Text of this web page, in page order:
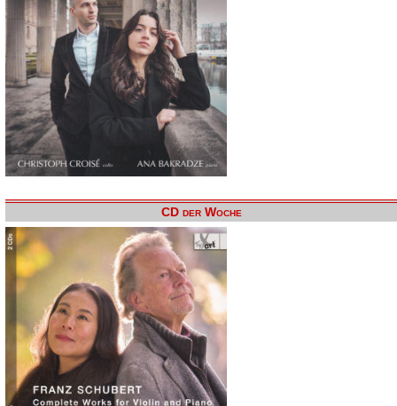
CD der Woche